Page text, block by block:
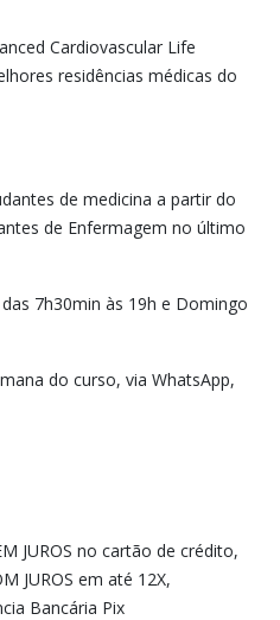
Cardiovascular Life
residências médicas do
de medicina a partir do
de Enfermagem no último
7h30min às 19h e Domingo
do curso, via WhatsApp,
JUROS no cartão de crédito,
JUROS em até 12X,
Bancária Pix